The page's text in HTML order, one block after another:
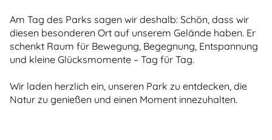
Am Tag des Parks sagen wir deshalb: Schön, dass wir
diesen besonderen Ort auf unserem Gelände haben. Er
schenkt Raum für Bewegung, Begegnung, Entspannung
und kleine Glücksmomente – Tag für Tag.
Wir laden herzlich ein, unseren Park zu entdecken, die
Natur zu genießen und einen Moment innezuhalten.